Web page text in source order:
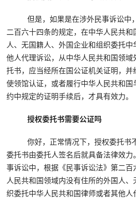
但是，如果是在涉外民事诉讼中
二百六十四条的规定，在中华人民共
人、无国籍人、外国企业和组织委托
他人代理诉讼，从中华人民共和国领
托书，应当经所在国公证机关证明，
使领馆认证，或者履行中华人民共和
约中规定的证明手续后，才具有效力。
授权委托书需要公证吗
你好，正常情况下，授权委托书
委托书由委托人签名后就具备法律效
事诉讼中，根据《民事诉讼法》第二
人民共和国领域内没有住所的外国人
织委托中华人民共和国律师或者其他